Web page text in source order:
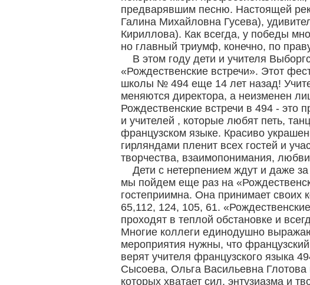
предварявшим песню. Настоящей
Галина Михайловна Гусева),
Кириллова). Как всегда, у победы
но главный триумф, конечно, по
В этом году дети и учителя
«Рождественские встречи». Этот
школы № 494 еще 14 лет назад!
меняются директора, а неизменен
Рождественские встречи в 494 - это
и учителей , которые любят петь,
французском языке. Красиво
гирляндами пленит всех гостей и
творчества, взаимопонимания,
Дети с нетерпением ждут и даже
мы пойдем еще раз на
гостеприимна. Она принимает своих
65,112, 124, 105, 61.
проходят в теплой обстановке и
Многие коллеги единодушно
мероприятия нужны, что
верят учителя французского языка
Сысоева, Ольга Васильевна
которых хватает сил, энтузиазма и